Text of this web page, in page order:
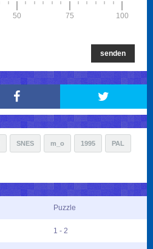
50 75 100
senden
SNES m_o 1995 PAL
Puzzle
1 - 2